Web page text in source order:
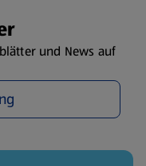
und News auf